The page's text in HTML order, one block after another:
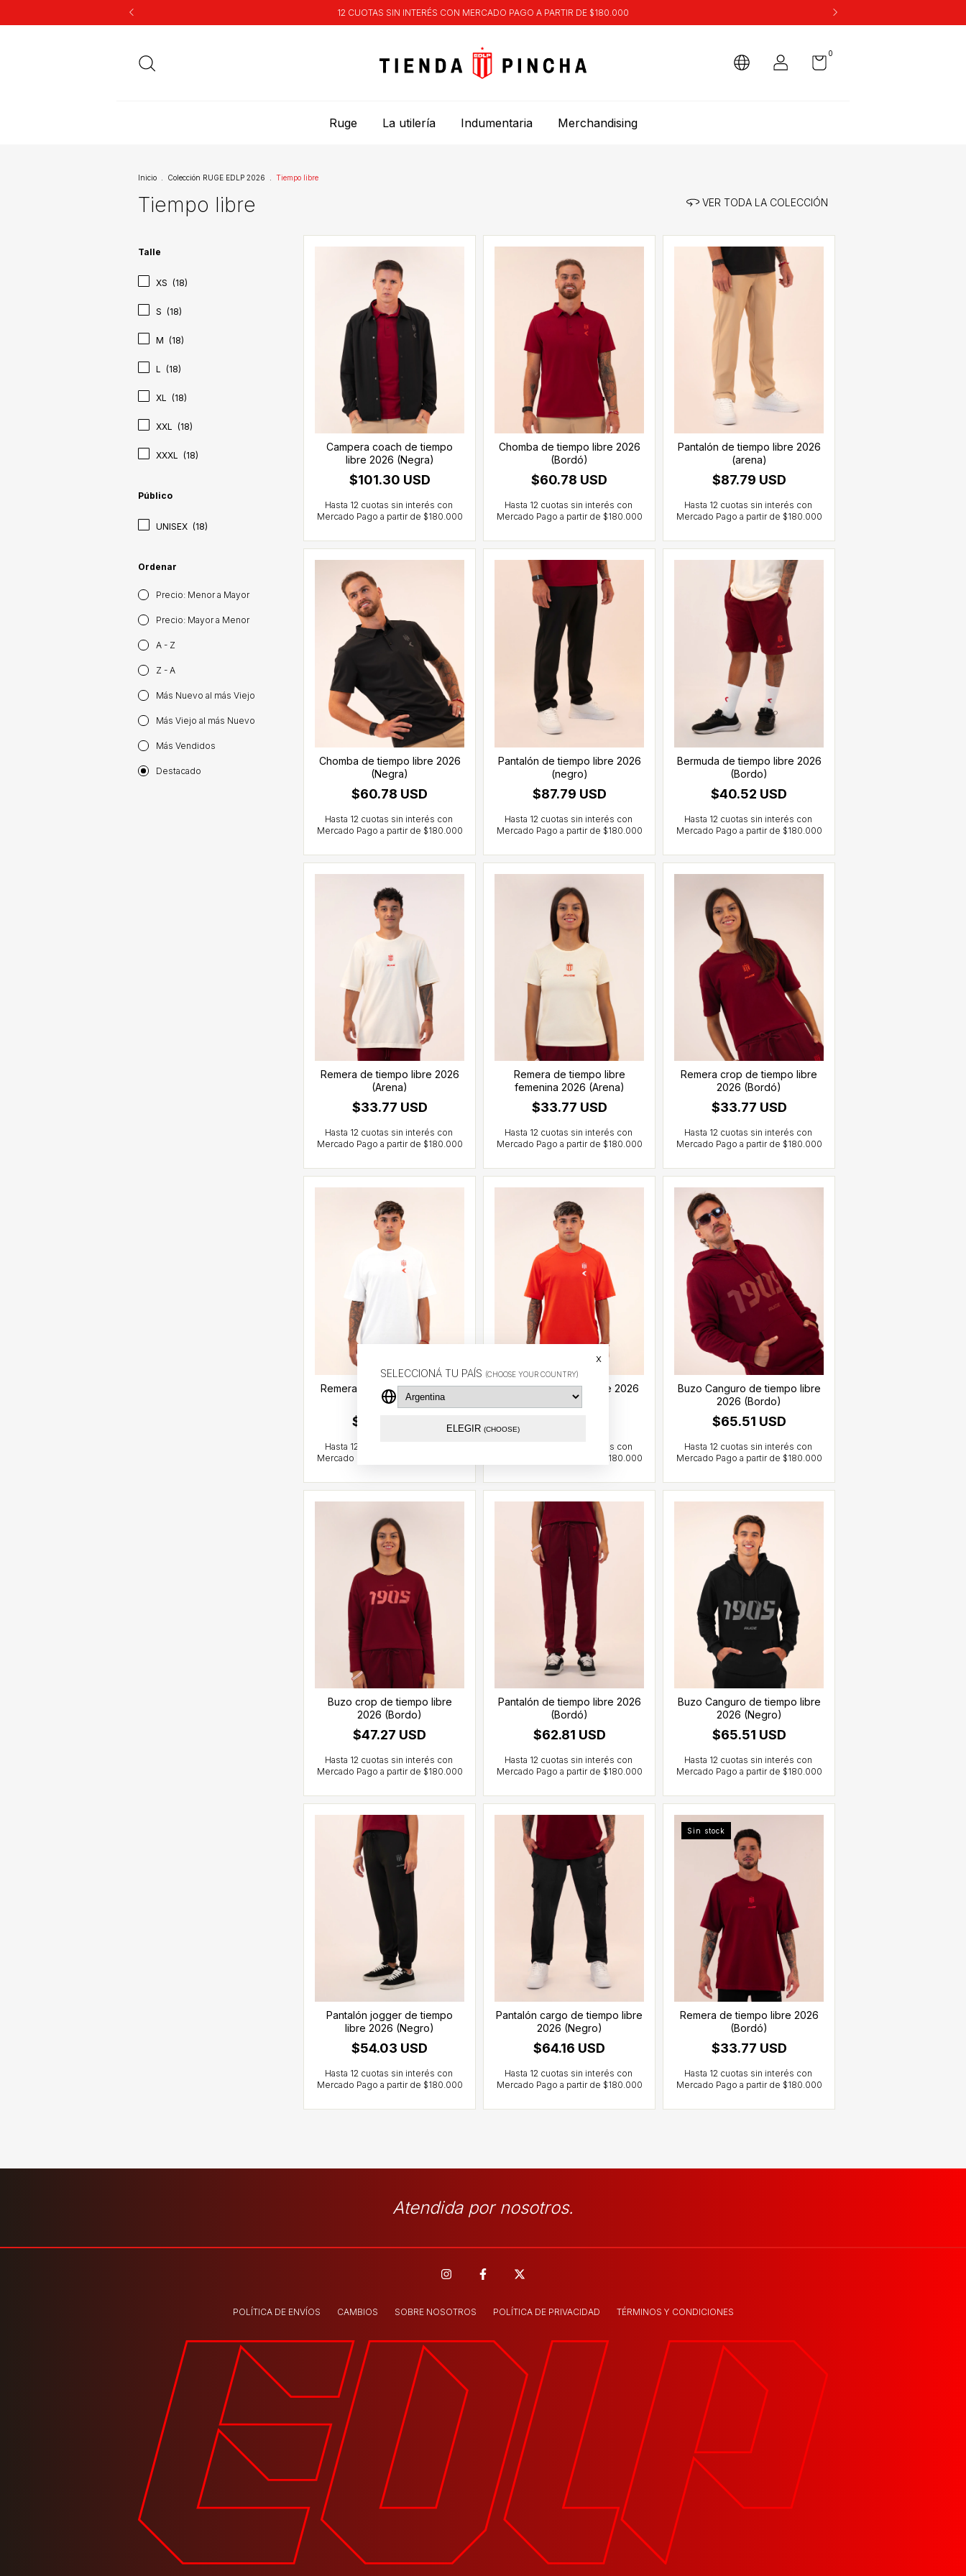
SELECCIONÁ TU PAÍS (CHOOSE YOUR COUNTRY)
x
ELEGIR (CHOOSE)
12 CUOTAS SIN INTERÉS CON MERCADO PAGO A PARTIR DE $180.000
0
Ruge La utilería Indumentaria Merchandising
Inicio Colección RUGE EDLP 2026 Tiempo libre
Tiempo libre VER TODA LA COLECCIÓN
Talle
XS (18)
S (18)
M (18)
L (18)
XL (18)
XXL (18)
XXXL (18)
Público
UNISEX (18)
Ordenar
Precio: Menor a Mayor
Precio: Mayor a Menor
A - Z
Z - A
Más Nuevo al más Viejo
Más Viejo al más Nuevo
Más Vendidos
Destacado
Campera coach de tiempo
libre 2026 (Negra)
$101.30 USD
Chomba de tiempo libre 2026
(Bordó)
$60.78 USD
Pantalón de tiempo libre 2026
(arena)
$87.79 USD
Chomba de tiempo libre 2026
(Negra)
$60.78 USD
Pantalón de tiempo libre 2026
(negro)
$87.79 USD
Bermuda de tiempo libre 2026
(Bordo)
$40.52 USD
Remera de tiempo libre 2026
(Arena)
$33.77 USD
Remera de tiempo libre
femenina 2026 (Arena)
$33.77 USD
Remera crop de tiempo libre
2026 (Bordó)
$33.77 USD
Remera de tiempo libre 2026
(Blanca)
$33.77 USD
Remera de tiempo libre 2026
(Roja)
Buzo Canguro de tiempo libre
2026 (Bordo)
$65.51 USD
Buzo crop de tiempo libre
2026 (Bordo)
$47.27 USD
Pantalón de tiempo libre 2026
(Bordó)
$62.81 USD
Buzo Canguro de tiempo libre
2026 (Negro)
$65.51 USD
Pantalón jogger de tiempo
libre 2026 (Negro)
$54.03 USD
Pantalón cargo de tiempo libre
2026 (Negro)
$64.16 USD
Sin stock
Remera de tiempo libre 2026
(Bordó)
$33.77 USD
Atendida por nosotros.
POLÍTICA DE ENVÍOS CAMBIOS SOBRE NOSOTROS POLÍTICA DE PRIVACIDAD TÉRMINOS Y CONDICIONES